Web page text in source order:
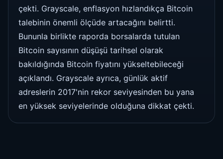
çekti. Grayscale, enflasyon hızlandıkça Bitcoin
talebinin önemli ölçüde artacağını belirtti.
Bununla birlikte raporda borsalarda tutulan
Bitcoin sayısının düşüşü tarihsel olarak
bakıldığında Bitcoin fiyatını yükseltebileceği
açıklandı. Grayscale ayrıca, günlük aktif
adreslerin 2017'nin rekor seviyesinden bu yana
en yüksek seviyelerinde olduğuna dikkat çekti.